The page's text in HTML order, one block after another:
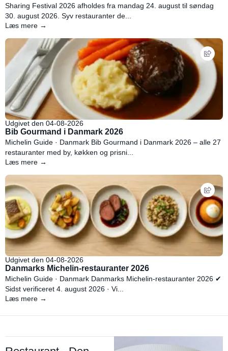
Sharing Festival 2026 afholdes fra mandag 24. august til søndag
30. august 2026. Syv restauranter de...
Læs mere →
Udgivet den 04-08-2026
Bib Gourmand i Danmark 2026
Michelin Guide · Danmark Bib Gourmand i Danmark 2026 – alle 27
restauranter med by, køkken og prisni...
Læs mere →
Udgivet den 04-08-2026
Danmarks Michelin-restauranter 2026
Michelin Guide · Danmark Danmarks Michelin-restauranter 2026 ✔
Sidst verificeret 4. august 2026 · Vi...
Læs mere →